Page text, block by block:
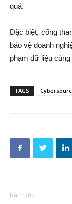
quả.
Đặc biệt, cổng
bảo vệ doanh
phạm dữ liệu
TAGS
Bài trước